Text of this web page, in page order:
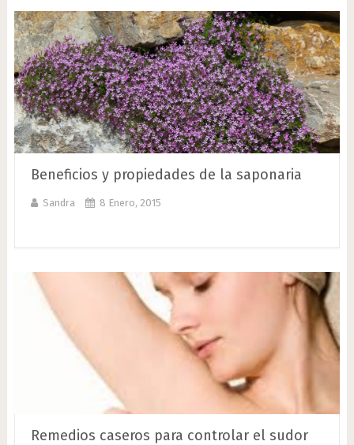
Beneficios y propiedades de la saponaria
Sandra 8 Enero, 2015
Remedios caseros para controlar el sudor